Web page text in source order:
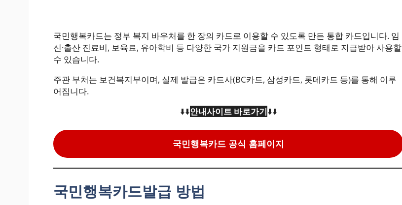
국민행복카드는 정부 복지 바우처를 한 장의 카드로 이용할 수 있도록 만든 통합 카드입니다. 임
신·출산 진료비, 보육료, 유아학비 등 다양한 국가 지원금을 카드 포인트 형태로 지급받아 사용할
수 있습니다.
주관 부처는 보건복지부이며, 실제 발급은 카드사(BC카드, 삼성카드, 롯데카드 등)를 통해 이루
어집니다.
⬇️⬇️안내사이트 바로가기⬇️⬇️
국민행복카드 공식 홈페이지
국민행복카드발급 방법